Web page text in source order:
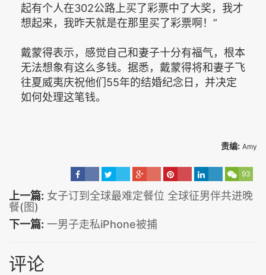
起有个人在302公路上买了彩票中了大奖，我才
想起来，我昨天就是在那里买了彩票啊！”
戴蒙得表示，感觉自己和妻子十分有福气，根本
无法想象有这么多钱。据悉，戴蒙得将和妻子飞
往夏威夷庆祝他们55年的结婚纪念日，并决定
如何处理这笔钱。
责编: Amy
93
上一篇: 女子订到全球最难定餐位 全球征男伴共进晚
餐(图)
下一篇: 一男子走私iPhone被捕
评论